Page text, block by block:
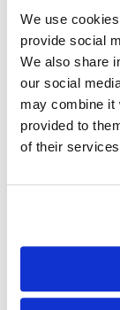
We use
provide social
We also share
our social
may combine it
provided to
of their
Tworzenie
o